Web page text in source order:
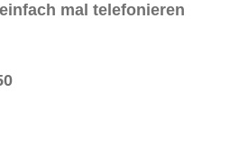
mal telefonieren